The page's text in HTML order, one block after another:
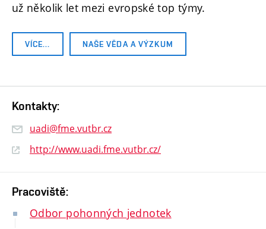
už několik let mezi evropské top týmy.
VÍCE… NAŠE VĚDA A VÝZKUM
Kontakty:
uadi@fme.vutbr.cz
http://www.uadi.fme.vutbr.cz/
Pracoviště:
Odbor pohonných jednotek